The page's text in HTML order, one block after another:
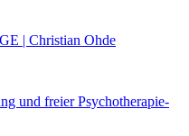
| Christian Ohde
und frei­er Psychotherapie-